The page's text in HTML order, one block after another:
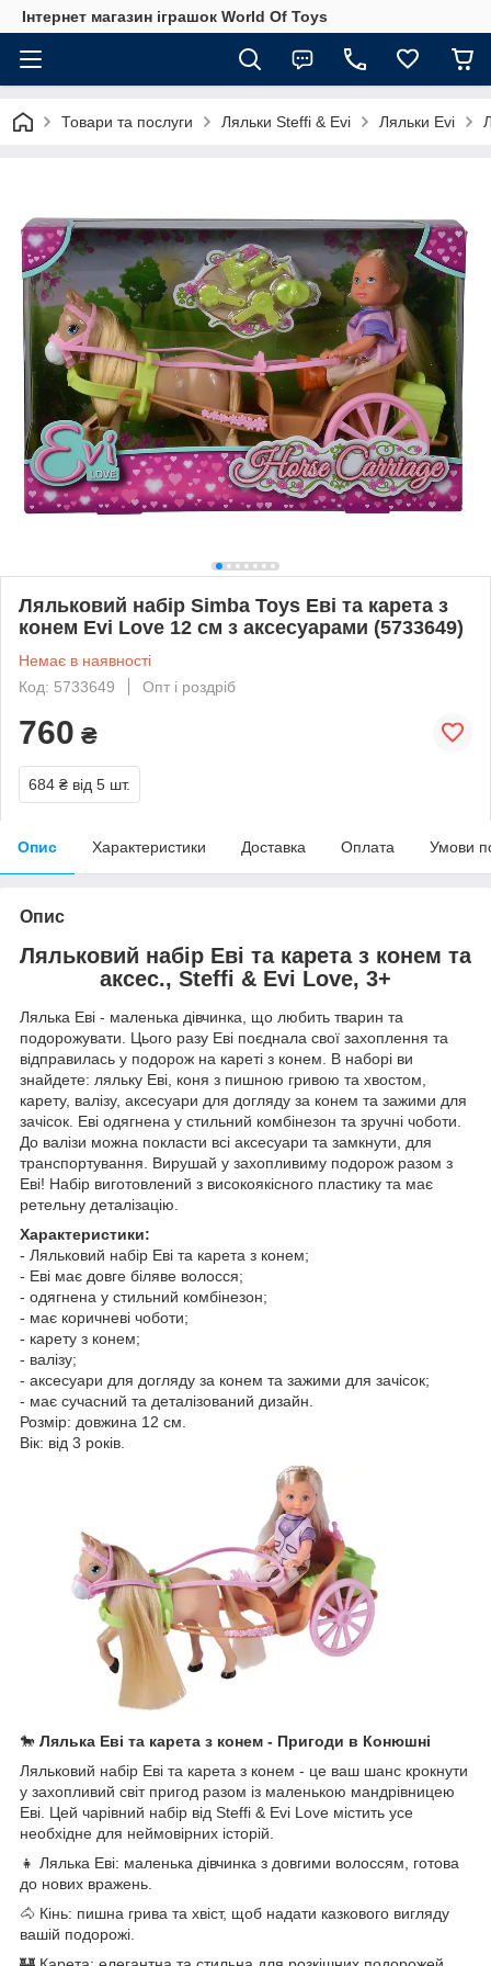
Інтернет магазин іграшок World Of Toys
Товари та послуги Ляльки Steffi & Evi Ляльки Evi
Ляльковий набір Simba Toys Еві та карета з
конем Evi Love 12 см з аксесуарами (5733649)
Немає в наявності
Код: 5733649
Опт і роздріб
760 ₴
684 ₴ від 5 шт.
Опис Характеристики Доставка Оплата Умови
Опис
Ляльковий набір Еві та карета з конем та
аксес., Steffi & Evi Love, 3+
Лялька Еві - маленька дівчинка, що любить тварин та
подорожувати. Цього разу Еві поєднала свої захоплення та
відправилась у подорож на кареті з конем. В наборі ви
знайдете: ляльку Еві, коня з пишною гривою та хвостом,
карету, валізу, аксесуари для догляду за конем та зажими для
зачісок. Еві одягнена у стильний комбінезон та зручні чоботи.
До валізи можна покласти всі аксесуари та замкнути, для
транспортування. Вирушай у захопливиму подорож разом з
Еві! Набір виготовлений з високоякісного пластику та має
ретельну деталізацію.
Характеристики:
- Ляльковий набір Еві та карета з конем;
- Еві має довге біляве волосся;
- одягнена у стильний комбінезон;
- має коричневі чоботи;
- карету з конем;
- валізу;
- аксесуари для догляду за конем та зажими для зачісок;
- має сучасний та деталізований дизайн.
Розмір: довжина 12 см.
Вік: від 3 років.
🐎 Лялька Еві та карета з конем - Пригоди в Конюшні
Ляльковий набір Еві та карета з конем - це ваш шанс крокнути
у захопливий світ пригод разом із маленькою мандрівницею
Еві. Цей чарівний набір від Steffi & Evi Love містить усе
необхідне для неймовірних історій.
👧 Лялька Еві: маленька дівчинка з довгими волоссям, готова
до нових вражень.
🐴 Кінь: пишна грива та хвіст, щоб надати казкового вигляду
вашій подорожі.